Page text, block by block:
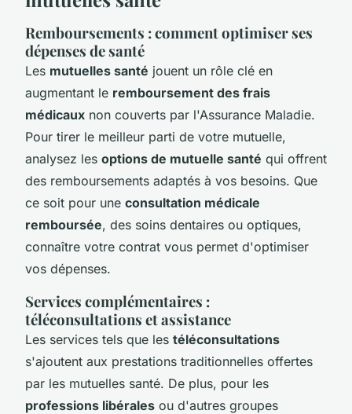
Remboursements : comment optimiser ses
dépenses de santé
Les mutuelles santé jouent un rôle clé en
augmentant le remboursement des frais
médicaux non couverts par l'Assurance Maladie.
Pour tirer le meilleur parti de votre mutuelle,
analysez les options de mutuelle santé qui offrent
des remboursements adaptés à vos besoins. Que
ce soit pour une consultation médicale
remboursée, des soins dentaires ou optiques,
connaître votre contrat vous permet d'optimiser
vos dépenses.
Services complémentaires :
téléconsultations et assistance
Les services tels que les téléconsultations
s'ajoutent aux prestations traditionnelles offertes
par les mutuelles santé. De plus, pour les
professions libérales ou d'autres groupes